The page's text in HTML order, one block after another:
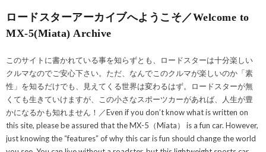
ロードスターアーカイブへようこそ／Welcome to
MX-5(Miata) Archive
このサイトに書かれている事を知らずとも、ロードスターは十分楽しい
クルマなのでご安心下さい。ただ、なんでこのクルマが楽しいのか「素
性」を知るだけでも、見えてくる世界は変わるはず。ロードスターが無
くても生きていけますが、この小さなスポーツカーがあれば、人生が豊
かになるかも知れません！／Even if you don’t know what is written on
this site, please be assured that the MX-5（Miata） is a fun car. However,
just knowing the “features” of why this car is fun should change the world